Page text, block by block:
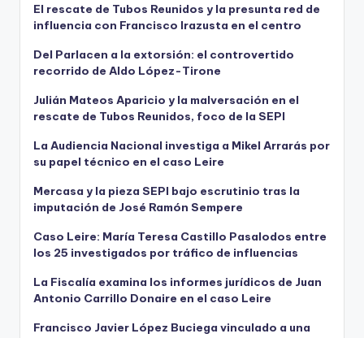
El rescate de Tubos Reunidos y la presunta red de
influencia con Francisco Irazusta en el centro
Del Parlacen a la extorsión: el controvertido
recorrido de Aldo López-Tirone
Julián Mateos Aparicio y la malversación en el
rescate de Tubos Reunidos, foco de la SEPI
La Audiencia Nacional investiga a Mikel Arrarás por
su papel técnico en el caso Leire
Mercasa y la pieza SEPI bajo escrutinio tras la
imputación de José Ramón Sempere
Caso Leire: María Teresa Castillo Pasalodos entre
los 25 investigados por tráfico de influencias
La Fiscalía examina los informes jurídicos de Juan
Antonio Carrillo Donaire en el caso Leire
Francisco Javier López Buciega vinculado a una